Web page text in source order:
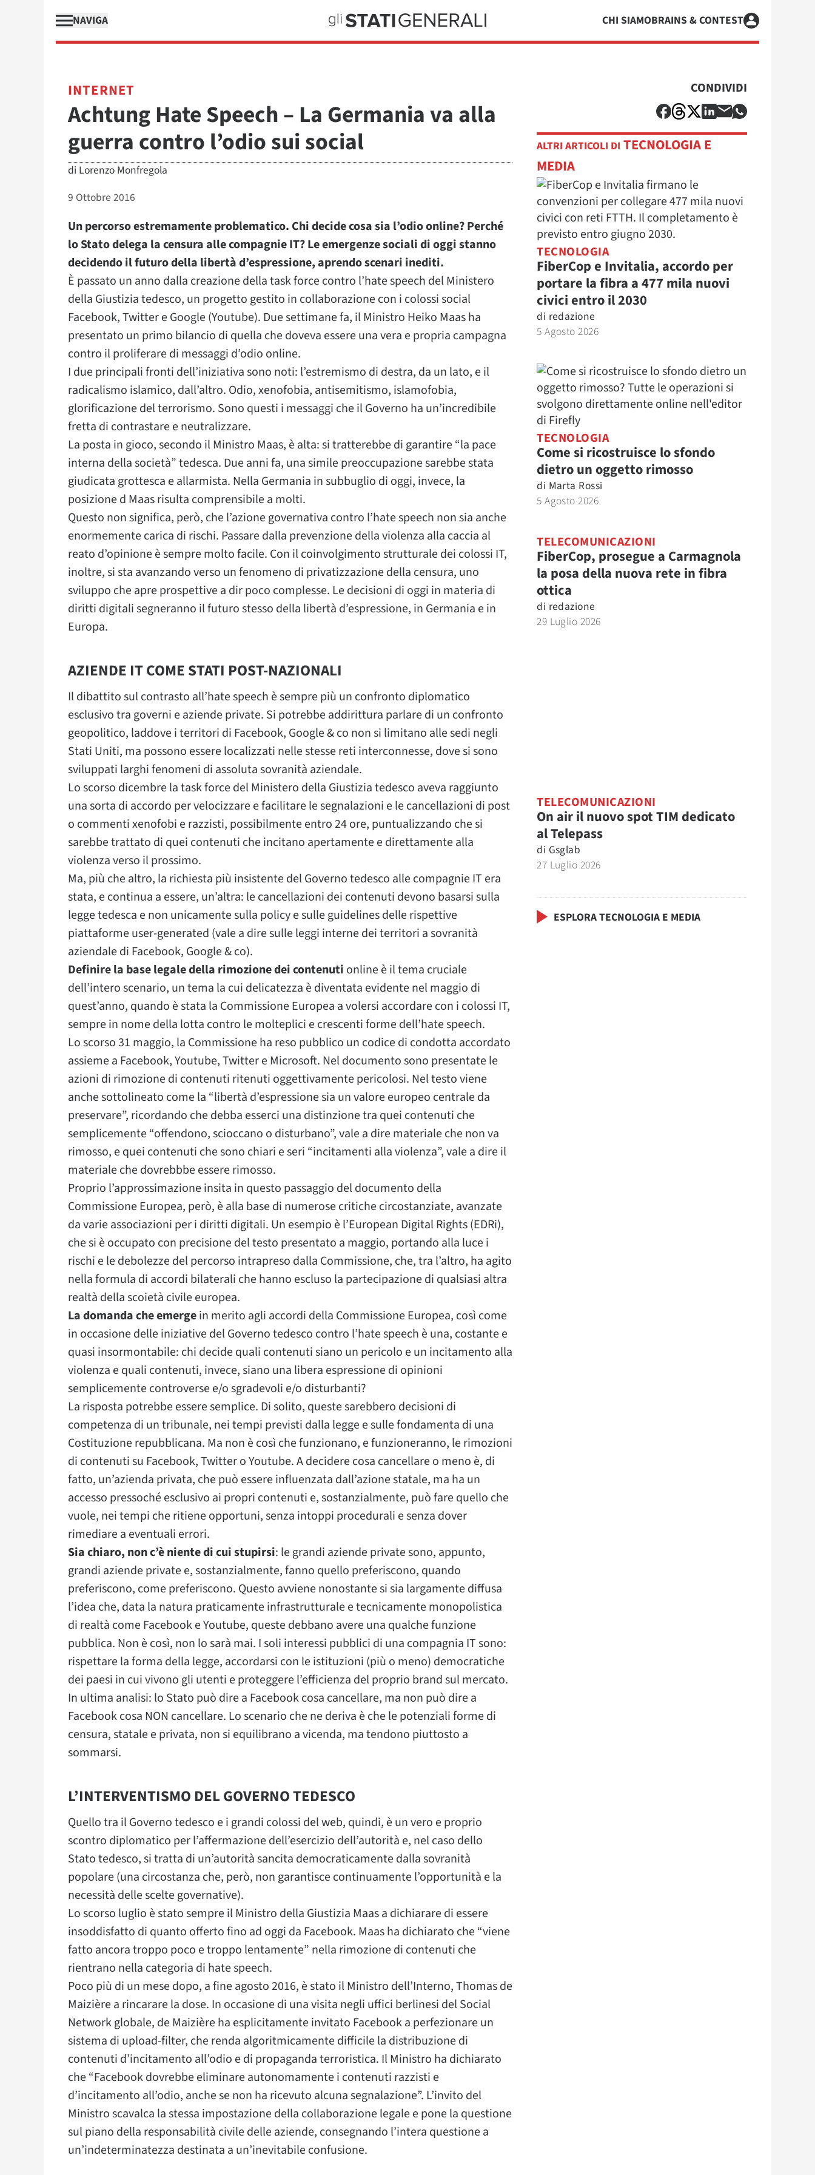
NAVIGA CHI SIAMOBRAINS & CONTEST
INTERNET
Achtung Hate Speech – La Germania va alla
guerra contro l’odio sui social
di Lorenzo Monfregola
9 Ottobre 2016
Un percorso estremamente problematico. Chi decide cosa sia l’odio online? Perché
lo Stato delega la censura alle compagnie IT? Le emergenze sociali di oggi stanno
decidendo il futuro della libertà d’espressione, aprendo scenari inediti.
È passato un anno dalla creazione della task force contro l’hate speech del Ministero
della Giustizia tedesco, un progetto gestito in collaborazione con i colossi social
Facebook, Twitter e Google (Youtube). Due settimane fa, il Ministro Heiko Maas ha
presentato un primo bilancio di quella che doveva essere una vera e propria campagna
contro il proliferare di messaggi d’odio online.
I due principali fronti dell’iniziativa sono noti: l’estremismo di destra, da un lato, e il
radicalismo islamico, dall’altro. Odio, xenofobia, antisemitismo, islamofobia,
glorificazione del terrorismo. Sono questi i messaggi che il Governo ha un’incredibile
fretta di contrastare e neutralizzare.
La posta in gioco, secondo il Ministro Maas, è alta: si tratterebbe di garantire “la pace
interna della società” tedesca. Due anni fa, una simile preoccupazione sarebbe stata
giudicata grottesca e allarmista. Nella Germania in subbuglio di oggi, invece, la
posizione d Maas risulta comprensibile a molti.
Questo non significa, però, che l’azione governativa contro l’hate speech non sia anche
enormemente carica di rischi. Passare dalla prevenzione della violenza alla caccia al
reato d’opinione è sempre molto facile. Con il coinvolgimento strutturale dei colossi IT,
inoltre, si sta avanzando verso un fenomeno di privatizzazione della censura, uno
sviluppo che apre prospettive a dir poco complesse. Le decisioni di oggi in materia di
diritti digitali segneranno il futuro stesso della libertà d’espressione, in Germania e in
Europa.
AZIENDE IT COME STATI POST-NAZIONALI
Il dibattito sul contrasto all’hate speech è sempre più un confronto diplomatico
esclusivo tra governi e aziende private. Si potrebbe addirittura parlare di un confronto
geopolitico, laddove i territori di Facebook, Google & co non si limitano alle sedi negli
Stati Uniti, ma possono essere localizzati nelle stesse reti interconnesse, dove si sono
sviluppati larghi fenomeni di assoluta sovranità aziendale.
Lo scorso dicembre la task force del Ministero della Giustizia tedesco aveva raggiunto
una sorta di accordo per velocizzare e facilitare le segnalazioni e le cancellazioni di post
o commenti xenofobi e razzisti, possibilmente entro 24 ore, puntualizzando che si
sarebbe trattato di quei contenuti che incitano apertamente e direttamente alla
violenza verso il prossimo.
Ma, più che altro, la richiesta più insistente del Governo tedesco alle compagnie IT era
stata, e continua a essere, un’altra: le cancellazioni dei contenuti devono basarsi sulla
legge tedesca e non unicamente sulla policy e sulle guidelines delle rispettive
piattaforme user-generated (vale a dire sulle leggi interne dei territori a sovranità
aziendale di Facebook, Google & co).
Definire la base legale della rimozione dei contenuti online è il tema cruciale
dell’intero scenario, un tema la cui delicatezza è diventata evidente nel maggio di
quest’anno, quando è stata la Commissione Europea a volersi accordare con i colossi IT,
sempre in nome della lotta contro le molteplici e crescenti forme dell’hate speech.
Lo scorso 31 maggio, la Commissione ha reso pubblico un codice di condotta accordato
assieme a Facebook, Youtube, Twitter e Microsoft. Nel documento sono presentate le
azioni di rimozione di contenuti ritenuti oggettivamente pericolosi. Nel testo viene
anche sottolineato come la “libertà d’espressione sia un valore europeo centrale da
preservare”, ricordando che debba esserci una distinzione tra quei contenuti che
semplicemente “offendono, scioccano o disturbano”, vale a dire materiale che non va
rimosso, e quei contenuti che sono chiari e seri “incitamenti alla violenza”, vale a dire il
materiale che dovrebbbe essere rimosso.
Proprio l’approssimazione insita in questo passaggio del documento della
Commissione Europea, però, è alla base di numerose critiche circostanziate, avanzate
da varie associazioni per i diritti digitali. Un esempio è l’European Digital Rights (EDRi),
che si è occupato con precisione del testo presentato a maggio, portando alla luce i
rischi e le debolezze del percorso intrapreso dalla Commissione, che, tra l’altro, ha agito
nella formula di accordi bilaterali che hanno escluso la partecipazione di qualsiasi altra
realtà della scoietà civile europea.
La domanda che emergein merito agli accordi della Commissione Europea, così come
in occasione delle iniziative del Governo tedesco contro l’hate speech è una, costante e
quasi insormontabile: chi decide quali contenuti siano un pericolo e un incitamento alla
violenza e quali contenuti, invece, siano una libera espressione di opinioni
semplicemente controverse e/o sgradevoli e/o disturbanti?
La risposta potrebbe essere semplice. Di solito, queste sarebbero decisioni di
competenza di un tribunale, nei tempi previsti dalla legge e sulle fondamenta di una
Costituzione repubblicana. Ma non è così che funzionano, e funzioneranno, le rimozioni
di contenuti su Facebook, Twitter o Youtube. A decidere cosa cancellare o meno è, di
fatto, un’azienda privata, che può essere influenzata dall’azione statale, ma ha un
accesso pressoché esclusivo ai propri contenuti e, sostanzialmente, può fare quello che
vuole, nei tempi che ritiene opportuni, senza intoppi procedurali e senza dover
rimediare a eventuali errori.
Sia chiaro, non c’è niente di cui stupirsi: le grandi aziende private sono, appunto,
grandi aziende private e, sostanzialmente, fanno quello preferiscono, quando
preferiscono, come preferiscono. Questo avviene nonostante si sia largamente diffusa
l’idea che, data la natura praticamente infrastrutturale e tecnicamente monopolistica
di realtà come Facebook e Youtube, queste debbano avere una qualche funzione
pubblica. Non è così, non lo sarà mai. I soli interessi pubblici di una compagnia IT sono:
rispettare la forma della legge, accordarsi con le istituzioni (più o meno) democratiche
dei paesi in cui vivono gli utenti e proteggere l’efficienza del proprio brand sul mercato.
In ultima analisi: lo Stato può dire a Facebook cosa cancellare, ma non può dire a
Facebook cosa NON cancellare. Lo scenario che ne deriva è che le potenziali forme di
censura, statale e privata, non si equilibrano a vicenda, ma tendono piuttosto a
sommarsi.
L’INTERVENTISMO DEL GOVERNO TEDESCO
Quello tra il Governo tedesco e i grandi colossi del web, quindi, è un vero e proprio
scontro diplomatico per l’affermazione dell’esercizio dell’autorità e, nel caso dello
Stato tedesco, si tratta di un’autorità sancita democraticamente dalla sovranità
popolare (una circostanza che, però, non garantisce continuamente l’opportunità e la
necessità delle scelte governative).
Lo scorso luglio è stato sempre il Ministro della Giustizia Maas a dichiarare di essere
insoddisfatto di quanto offerto fino ad oggi da Facebook. Maas ha dichiarato che “viene
fatto ancora troppo poco e troppo lentamente” nella rimozione di contenuti che
rientrano nella categoria di hate speech.
Poco più di un mese dopo, a fine agosto 2016, è stato il Ministro dell’Interno, Thomas de
Maizière a rincarare la dose. In occasione di una visita negli uffici berlinesi del Social
Network globale, de Maizière ha esplicitamente invitato Facebook a perfezionare un
sistema di upload-filter, che renda algoritmicamente difficile la distribuzione di
contenuti d’incitamento all’odio e di propaganda terroristica. Il Ministro ha dichiarato
che “Facebook dovrebbe eliminare autonomamente i contenuti razzisti e
d’incitamento all’odio, anche se non ha ricevuto alcuna segnalazione”. L’invito del
Ministro scavalca la stessa impostazione della collaborazione legale e pone la questione
sul piano della responsabilità civile delle aziende, consegnando l’intera questione a
un’indeterminatezza destinata a un’inevitabile confusione.
CONDIVIDI
ALTRI ARTICOLI DI TECNOLOGIA E
MEDIA
TECNOLOGIA
FiberCop e Invitalia, accordo per
portare la fibra a 477 mila nuovi
civici entro il 2030
di redazione
5 Agosto 2026
TECNOLOGIA
Come si ricostruisce lo sfondo
dietro un oggetto rimosso
di Marta Rossi
5 Agosto 2026
TELECOMUNICAZIONI
FiberCop, prosegue a Carmagnola
la posa della nuova rete in fibra
ottica
di redazione
29 Luglio 2026
TELECOMUNICAZIONI
On air il nuovo spot TIM dedicato
al Telepass
di Gsglab
27 Luglio 2026
ESPLORA TECNOLOGIA E MEDIA